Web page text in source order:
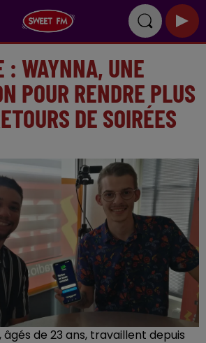
: WAYNNA, UNE
POUR RENDRE PLUS
DE SOIRÉES
de 23 ans, travaillent depuis